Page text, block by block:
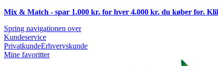
Mix & Match - spar 1.000 kr. for hver 4.000 kr. du køber for.
Spring navigationen over
Kundeservice
PrivatkundeErhvervskunde
Mine favoritter